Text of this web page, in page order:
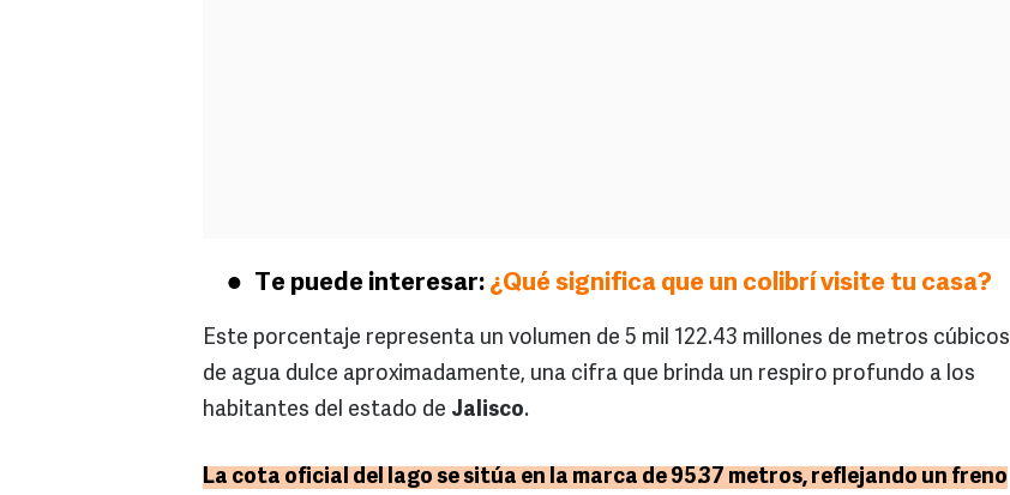
Te puede interesar: ¿Qué significa que un colibrí visite tu casa?
Este porcentaje representa un volumen de 5 mil 122.43 millones de metros cúbicos
de agua dulce aproximadamente, una cifra que brinda un respiro profundo a los
habitantes del estado de Jalisco.
La cota oficial del lago se sitúa en la marca de 95.37 metros, reflejando un freno